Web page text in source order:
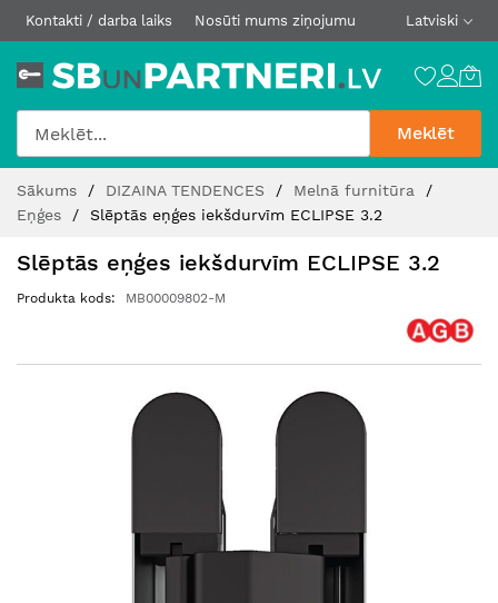
Kontakti / darba laiks Nosūti mums ziņojumu Latviski
Meklēt
Content
Sākums DIZAINA TENDENCES
Melnā furnitūra
Eņģes
Slēptās eņģes iekšdurvīm ECLIPSE 3.2
Slēptās eņģes iekšdurvīm ECLIPSE 3.2
Produkta kods MB00009802-M